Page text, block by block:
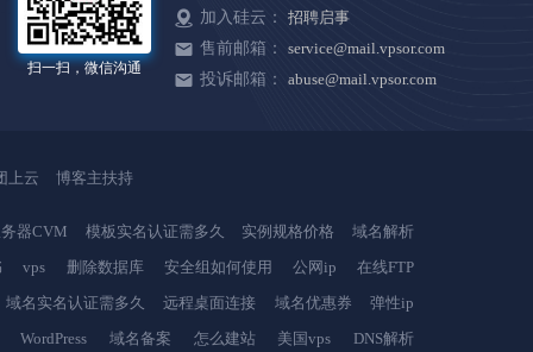
扫一扫，微信沟通
加入硅云：
招聘启事
售前邮箱：
service@mail.vpsor.com
投诉邮箱：
abuse@mail.vpsor.com
上云 博客主扶持
器CVM 模板实名认证需多久 实例规格价格
域名解析
vps 删除数据库 安全组如何使用 公网ip
在线FTP
域名实名认证需多久 远程桌面连接 域名优惠券
弹性ip
WordPress 域名备案 怎么建站 美国vps
DNS解析